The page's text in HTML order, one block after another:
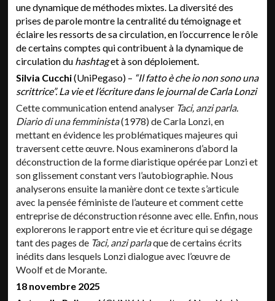
une dynamique de méthodes mixtes. La diversité des
prises de parole montre la centralité du témoignage et
éclaire les ressorts de sa circulation, en l’occurrence le rôle
de certains comptes qui contribuent à la dynamique de
circulation du hashtaget à son déploiement.
Silvia Cucchi(UniPegaso) – “Il fatto è che io non sono una
scrittrice”. La vie et l’écriture dans le journal de Carla Lonzi
Cette communication entend analyser Taci, anzi parla.
Diario di una femminista(1978) de Carla Lonzi, en
mettant en évidence les problématiques majeures qui
traversent cette œuvre. Nous examinerons d’abord la
déconstruction de la forme diaristique opérée par Lonzi et
son glissement constant vers l’autobiographie. Nous
analyserons ensuite la manière dont ce texte s’articule
avec la pensée féministe de l’auteure et comment cette
entreprise de déconstruction résonne avec elle. Enfin, nous
explorerons le rapport entre vie et écriture qui se dégage
tant des pages de Taci, anzi parlaque de certains écrits
inédits dans lesquels Lonzi dialogue avec l’œuvre de
Woolf et de Morante.
18 novembre 2025